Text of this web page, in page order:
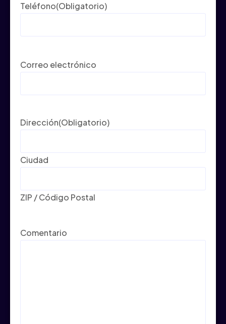
Teléfono(Obligatorio)
Correo electrónico
Dirección(Obligatorio)
Ciudad
ZIP / Código Postal
Comentario